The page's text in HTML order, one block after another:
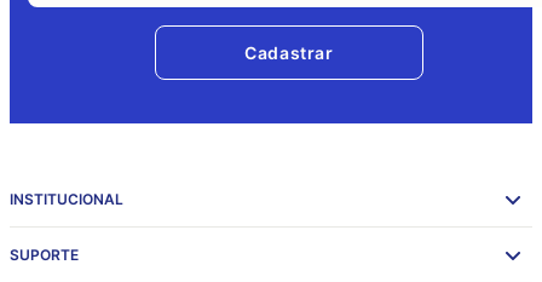
Cadastrar
INSTITUCIONAL
SUPORTE